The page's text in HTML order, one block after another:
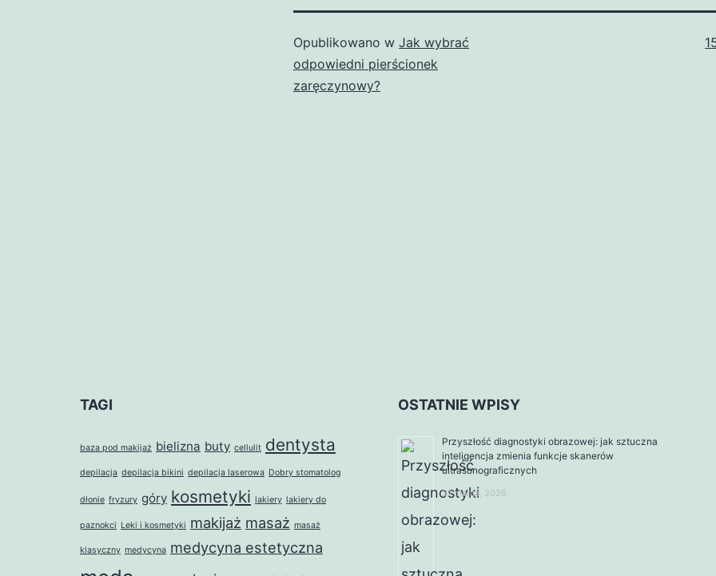
Opublikowano w Jak wybrać
odpowiedni pierścionek
zaręczynowy?
TAGI
baza pod makijaż bielizna buty cellulit dentysta
depilacja depilacja bikini depilacja laserowa Dobry stomatolog
dłonie fryzury góry kosmetyki lakiery lakiery do
paznokci Leki i kosmetyki makijaż masaż masaż
klasyczny medycyna medycyna estetyczna
OSTATNIE WPISY
Przyszłość diagnostyki obrazowej: jak sztuczna
inteligencja zmienia funkcje skanerów
ultrasonograficznych
31 marca, 2026